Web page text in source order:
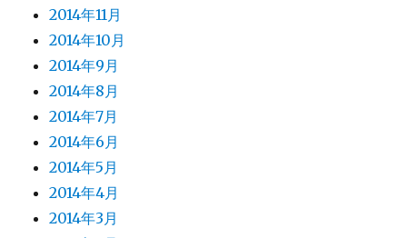
2014年11月
2014年10月
2014年9月
2014年8月
2014年7月
2014年6月
2014年5月
2014年4月
2014年3月